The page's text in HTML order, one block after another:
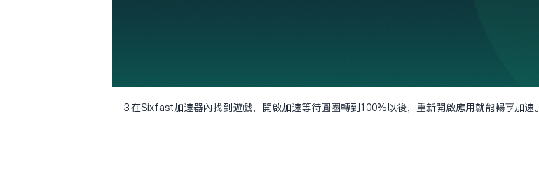
3.在Sixfast加速器內找到遊戲，開啟加速等待圓圈轉到100%以後，重新開啟應用就能暢享加速。